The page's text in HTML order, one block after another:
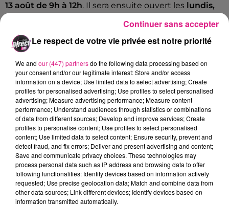
13 août de 9h à 12h. Il sera ensuite ouvert les lundis,
CHRU, quivaccine contre la variole du singe
depuis le 18 juillet , annonce uneextension des
plages horaires. C’est une décision prise pour
épondre à la forte demande de vaccination de la
population. Les nouveaux créneaux concernent la
vaccination primaire et préventive. La vaccination
est ouverte lemardi 9 août et le vendredi 12 août de
13h30 à 16h30 à l’Hôpital central.
Lavaccination post-expositionà la variole du singe
se fait uniquement sur le site de Brabois.
Le respect de votre vie privée est notre priorité
We and our (447) partnersdo the following data processing based on
your consent and/or our legitimate interest: Store and/or access
information on a device; Use limited data to select advertising; Create
profiles for personalised advertising; Use profiles to select personalised
advertising; Measure advertising performance; Measure content
performance; Understand audiences through statistics or combinations
of data from different sources; Develop and improve services; Create
profiles to personalise content; Use profiles to select personalised
content; Use limited data to select content; Ensure security, prevent and
detect fraud, and fix errors; Deliver and present advertising and content;
Save and communicate privacy choices. These technologies may
process personal data such as IP address and browsing data to offer
following functionalities: Identify devices based on information actively
requested; Use precise geolocation data; Match and combine data from
other data sources; Link different devices; Identify devices based on
information transmitted automatically.
Continuer sans accepter